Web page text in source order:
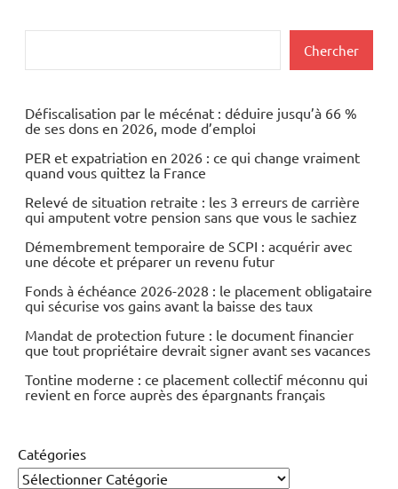
Chercher
Défiscalisation par le mécénat : déduire jusqu’à 66 %
de ses dons en 2026, mode d’emploi
PER et expatriation en 2026 : ce qui change vraiment
quand vous quittez la France
Relevé de situation retraite : les 3 erreurs de carrière
qui amputent votre pension sans que vous le sachiez
Démembrement temporaire de SCPI : acquérir avec
une décote et préparer un revenu futur
Fonds à échéance 2026-2028 : le placement obligataire
qui sécurise vos gains avant la baisse des taux
Mandat de protection future : le document financier
que tout propriétaire devrait signer avant ses vacances
Tontine moderne : ce placement collectif méconnu qui
revient en force auprès des épargnants français
Catégories